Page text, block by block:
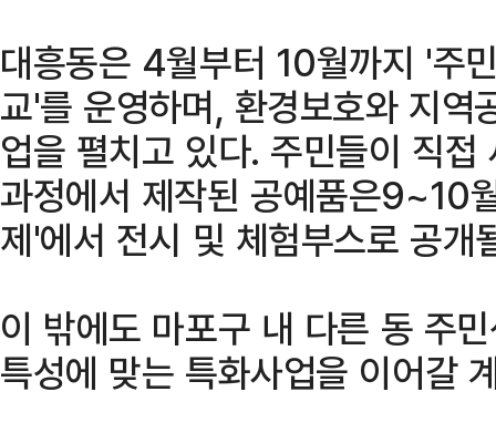
대흥동은 4월부터 10월까지 '주
교'를 운영하며, 환경보호와 지역
업을 펼치고 있다. 주민들이 직
과정에서 제작된 공예품은9~10
제'에서 전시 및 체험부스로 공개
이 밖에도 마포구 내 다른 동 주
특성에 맞는 특화사업을 이어갈